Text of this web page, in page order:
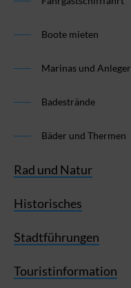
Boote mieten
Marinas und Anleger
Badestrände
Bäder und Thermen
Rad und Natur
Historisches
Stadtführungen
Touristinformation